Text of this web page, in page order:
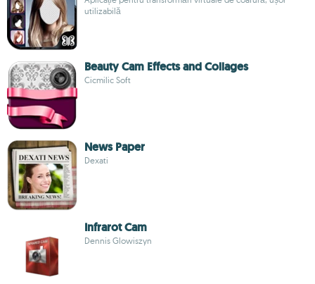
utilizabilă
Beauty Cam Effects and Collages
Cicmilic Soft
News Paper
Dexati
Infrarot Cam
Dennis Glowiszyn